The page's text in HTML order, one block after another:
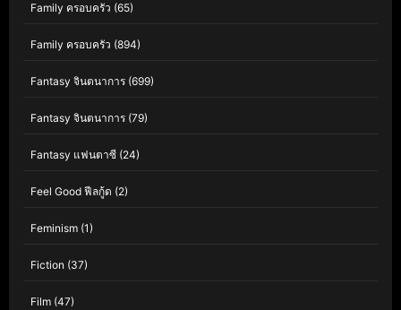
Family ครอบครัว (65)
Family ครอบครัว (894)
Fantasy จินตนาการ (699)
Fantasy จินตนาการ (79)
Fantasy แฟนตาซี (24)
Feel Good ฟีลกู้ด (2)
Feminism (1)
Fiction (37)
Film (47)